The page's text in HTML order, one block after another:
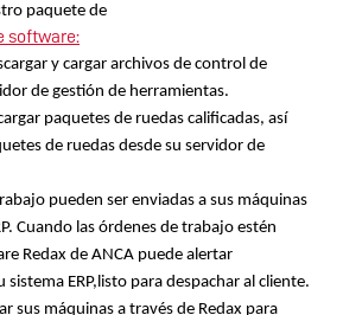
paquete de
software:
y cargar archivos de control de
de gestión de herramientas.
paquetes de ruedas calificadas, así
de ruedas desde su servidor de
pueden ser enviadas a sus máquinas
Cuando las órdenes de trabajo estén
Redax de ANCA puede alertar
ERP,listo para despachar al cliente.
sus máquinas a través de Redax para